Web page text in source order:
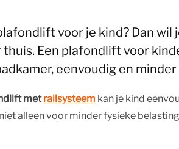
voor je kind? Dan
Een plafondlift voor
eenvoudig en
metrailsysteem kan je kind
alleen voor minder fysieke